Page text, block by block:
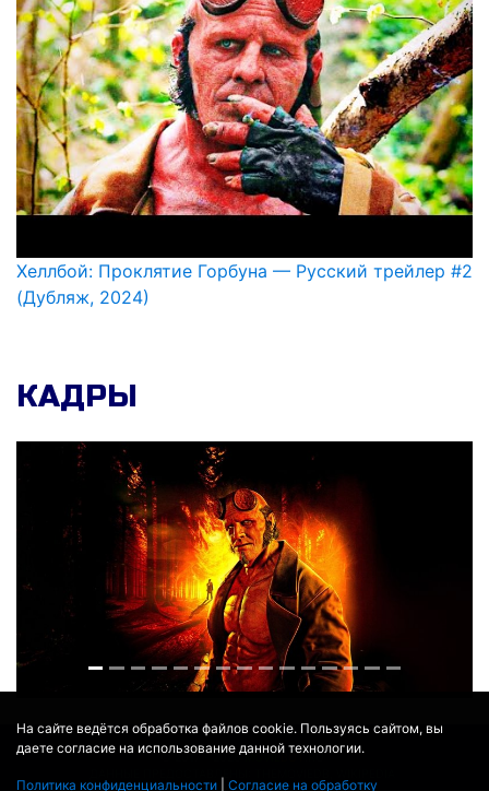
На сайте ведётся обработка файлов cookie. Пользуясь сайтом, вы
даете согласие на использование данной технологии.
Политика конфиденциальности Согласие на обработку
Хеллбой: Проклятие Горбуна — Русский трейлер #2
(Дубляж, 2024)
КАДРЫ
© 2017 - 2026 MOVIE
ДАННЫЕ ПРЕДОСТАВЛЕНЫ: